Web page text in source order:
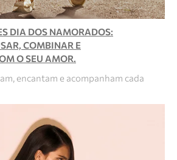
DIA DOS NAMORADOS:
COMBINAR E
O SEU AMOR.
encantam e acompanham cada